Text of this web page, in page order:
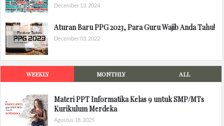
December 13, 2024
Aturan Baru PPG 2023, Para Guru Wajib Anda Tahu!
December 03, 2022
WEEKLY MONTHLY ALL
Materi PPT Informatika Kelas 9 untuk SMP/MTs
Kurikulum Merdeka
Agustus 18, 2025